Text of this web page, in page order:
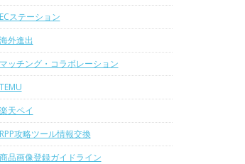
ECステーション
海外進出
マッチング・コラボレーション
TEMU
楽天ペイ
RPP攻略ツール情報交換
商品画像登録ガイドライン